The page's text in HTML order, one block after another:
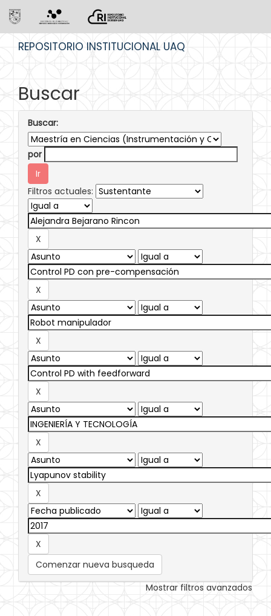
REPOSITORIO INSTITUCIONAL UAQ
Buscar
Buscar:
por
Filtros actuales:
Comenzar nueva busqueda
Mostrar filtros avanzados